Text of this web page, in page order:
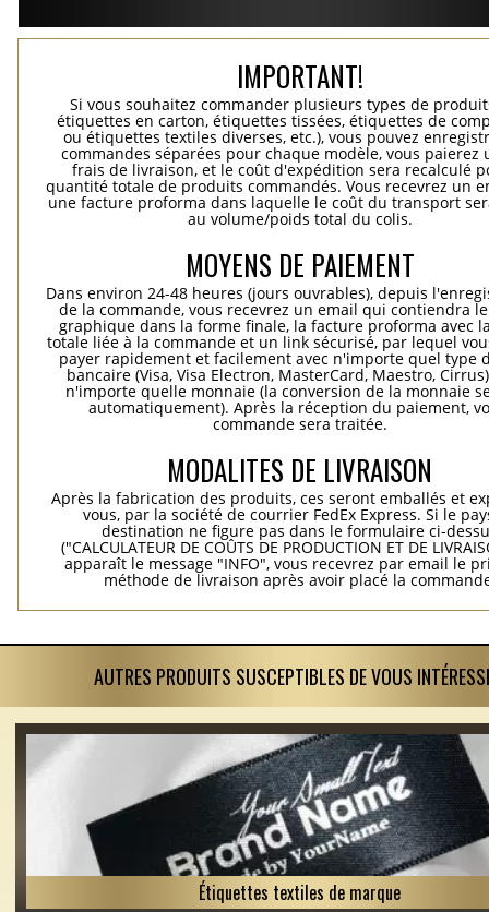
IMPORTANT!
Si vous souhaitez commander plusieurs types de
étiquettes en carton, étiquettes tissées, étiquettes de
ou étiquettes textiles diverses, etc.), vous pouvez
commandes séparées pour chaque modèle, vous paierez
frais de livraison, et le coût d'expédition sera recalculé
quantité totale de produits commandés. Vous recevrez un
une facture proforma dans laquelle le coût du transport
au volume/poids total du colis.
MOYENS DE PAIEMENT
Dans environ 24-48 heures (jours ouvrables), depuis
de la commande, vous recevrez un email qui contiendra
graphique dans la forme finale, la facture proforma avec
totale liée à la commande et un link sécurisé, par lequel
payer rapidement et facilement avec n'importe quel type
bancaire (Visa, Visa Electron, MasterCard, Maestro,
n'importe quelle monnaie (la conversion de la monnaie
automatiquement). Après la réception du paiement,
commande sera traitée.
MODALITES DE LIVRAISON
Après la fabrication des produits, ces seront emballés et
vous, par la société de courrier FedEx Express. Si le
destination ne figure pas dans le formulaire ci-
("CALCULATEUR DE COÛTS DE PRODUCTION ET DE
apparaît le message "INFO", vous recevrez par email le
méthode de livraison après avoir placé la
AUTRES PRODUITS SUSCEPTIBLES DE VOUS
Étiquettes textiles de marque